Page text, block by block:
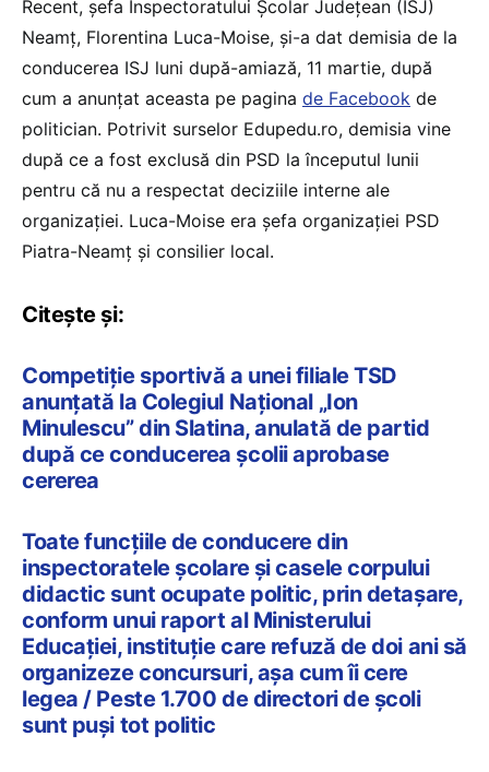
Recent, șefa Inspectoratului Școlar Județean (ISJ)
Neamț, Florentina Luca-Moise, și-a dat demisia de la
conducerea ISJ luni după-amiază, 11 martie, după
cum a anunțat aceasta pe pagina de Facebook de
politician. Potrivit surselor Edupedu.ro, demisia vine
după ce a fost exclusă din PSD la începutul lunii
pentru că nu a respectat deciziile interne ale
organizației. Luca-Moise era șefa organizației PSD
Piatra-Neamț și consilier local.
Citește și:
Competiție sportivă a unei filiale TSD
anunțată la Colegiul Național „Ion
Minulescu” din Slatina, anulată de partid
după ce conducerea școlii aprobase
cererea
Toate funcțiile de conducere din
inspectoratele școlare și casele corpului
didactic sunt ocupate politic, prin detașare,
conform unui raport al Ministerului
Educației, instituție care refuză de doi ani să
organizeze concursuri, așa cum îi cere
legea / Peste 1.700 de directori de școli
sunt puși tot politic